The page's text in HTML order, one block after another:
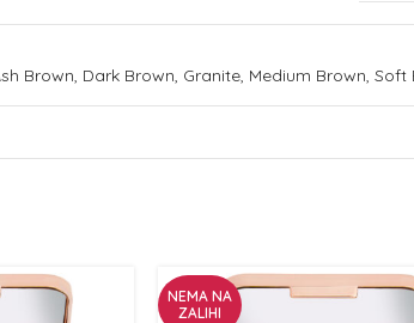
Brown, Dark Brown, Granite, Medium Brown, Soft
NEMA NA
ZALIHI